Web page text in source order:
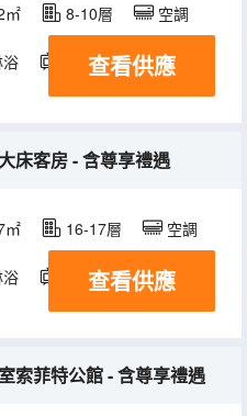
㎡ 8-10層 空調
電視機 冰箱
查看供應
床客房 - 含尊享禮遇
㎡ 16-17層 空調
電視機 冰箱
查看供應
索菲特公館 - 含尊享禮遇